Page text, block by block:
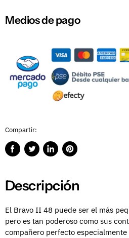
Medios de pago
Compartir:
CompartirPublicarCompartirGuardar
Descripción
El Bravo II 48 puede ser el más
pero es tan poderoso como sus
compañero perfecto